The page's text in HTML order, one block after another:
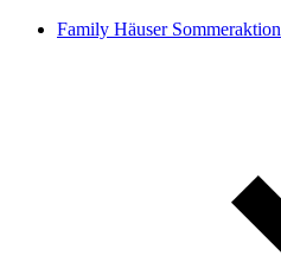
Family Häuser Sommeraktion